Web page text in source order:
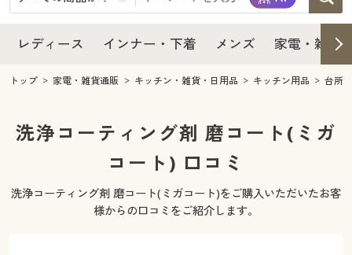
レディースファッション
女性下着
インナー・下着
インナー・下着通販すべて
女性下着
ジュニア・ティーンズ下着
メンズ
メンズ通販すべて
メンズファッション
家電・雑貨
寝具・インテリア・家具
寝具・インテリア・家具通販すべて
レディース インナー・下着 メンズ 家電・雑貨
レディースファッション
インナー・下着通販すべて
ジュニア・ティーンズ下着
メンズ
キッチン・雑貨・日用品
寝具・インテリア・家具通販すべて
家具・収納
美容・健康通販すべて
制服・スクール
トップ 家電・雑貨通販 キッチン・雑貨・日用品 キッチン用品 台所
洗浄コーティング剤 磨コート(ミガ
コート) 口コミ
洗浄コーティング剤 磨コート(ミガコート)をご購入いただいたお客
様からの口コミをご紹介します。